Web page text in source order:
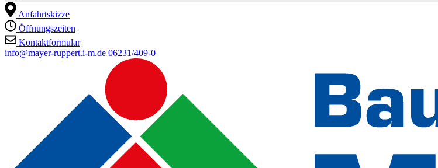
Anfahrtskizze
Öffnungszeiten
Kontaktformular
info@mayer-ruppert.i-m.de 06231/409-0